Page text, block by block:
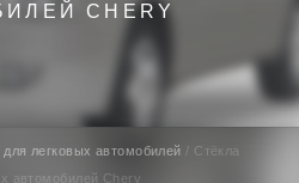
CHERY
для легковых автомобилей
Стёкла
автомобилей Chery